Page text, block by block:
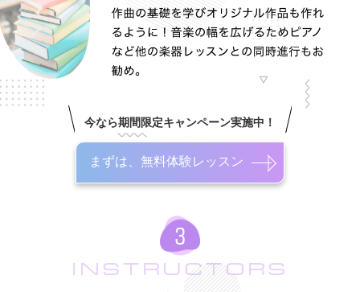
今なら期間限定キャンペーン実施中！
まずは、無料体験レッスン
INSTRUCTORS